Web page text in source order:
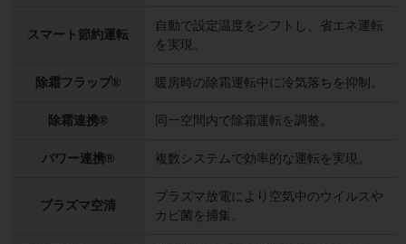
スマート節約運転
自動で設定温度をシフトし、省エネ運転
を実現。
除霜フラップ® 暖房時の除霜運転中に冷気落ちを抑制。
除霜連携® 同一空間内で除霜運転を調整。
パワー連携® 複数システムで効率的な運転を実現。
プラズマ空清
プラズマ放電により空気中のウイルスや
カビ菌を捕集。